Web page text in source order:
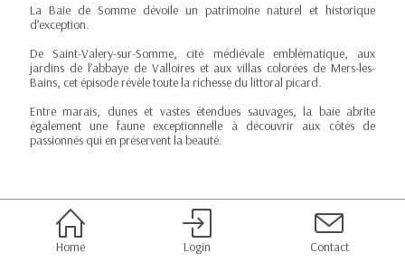
La Baie de Somme dévoile un patrimoine naturel et historique
d’exception.
De Saint-Valery-sur-Somme, cité médiévale emblématique, aux
jardins de l’abbaye de Valloires et aux villas colorées de Mers-les-
Bains, cet épisode révèle toute la richesse du littoral picard.
Entre marais, dunes et vastes étendues sauvages, la baie abrite
également une faune exceptionnelle à découvrir aux côtés de
passionnés qui en préservent la beauté.
Home Login Contact